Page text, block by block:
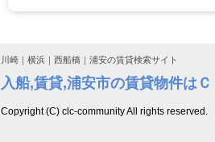
川崎｜横浜｜西船橋｜浦安の賃貸検索サイト
入船,賃貸,浦安市の賃貸物件は
Copyright (C) clc-community All rights reserved.